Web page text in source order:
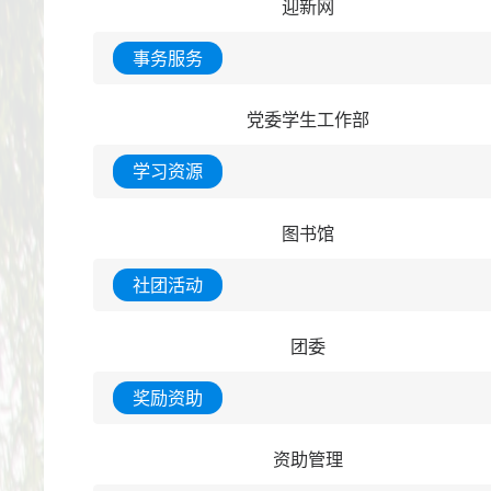
迎新网
事务服务
党委学生工作部
学习资源
图书馆
社团活动
团委
奖励资助
资助管理